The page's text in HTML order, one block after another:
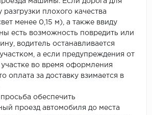
разгрузки плохого качества
менее 0,15 м), а также ввиду
есть возможность повредить или
водитель останавливается
а если предупреждения от
участке во время оформления
оплата за доставку взимается в
обеспечить
проезд автомобиля до места